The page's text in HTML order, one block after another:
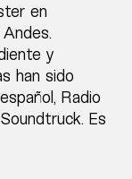
en
y
han sido
Radio
Es